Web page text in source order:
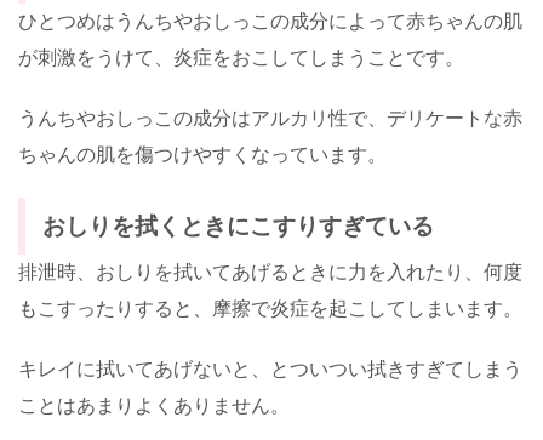
ひとつめはうんちやおしっこの成分によって赤ちゃんの肌
が刺激をうけて、炎症をおこしてしまうことです。
うんちやおしっこの成分はアルカリ性で、デリケートな赤
ちゃんの肌を傷つけやすくなっています。
おしりを拭くときにこすりすぎている
排泄時、おしりを拭いてあげるときに力を入れたり、何度
もこすったりすると、摩擦で炎症を起こしてしまいます。
キレイに拭いてあげないと、とついつい拭きすぎてしまう
ことはあまりよくありません。